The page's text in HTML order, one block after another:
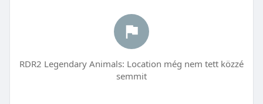
RDR2 Legendary Animals: Location még nem tett közzé
semmit